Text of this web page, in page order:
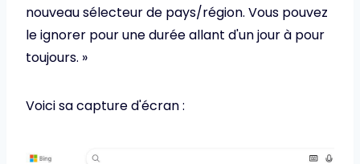
nouveau sélecteur de pays/région. Vous pouvez
le ignorer pour une durée allant d'un jour à pour
toujours. »
Voici sa capture d'écran :